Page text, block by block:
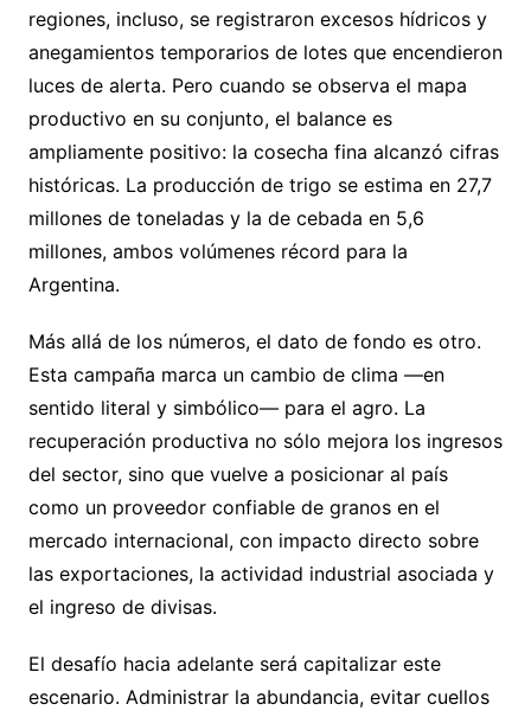
regiones, incluso, se registraron excesos hídricos y
anegamientos temporarios de lotes que encendieron
luces de alerta. Pero cuando se observa el mapa
productivo en su conjunto, el balance es
ampliamente positivo: la cosecha fina alcanzó cifras
históricas. La producción de trigo se estima en 27,7
millones de toneladas y la de cebada en 5,6
millones, ambos volúmenes récord para la
Argentina.
Más allá de los números, el dato de fondo es otro.
Esta campaña marca un cambio de clima —en
sentido literal y simbólico— para el agro. La
recuperación productiva no sólo mejora los ingresos
del sector, sino que vuelve a posicionar al país
como un proveedor confiable de granos en el
mercado internacional, con impacto directo sobre
las exportaciones, la actividad industrial asociada y
el ingreso de divisas.
El desafío hacia adelante será capitalizar este
escenario. Administrar la abundancia, evitar cuellos